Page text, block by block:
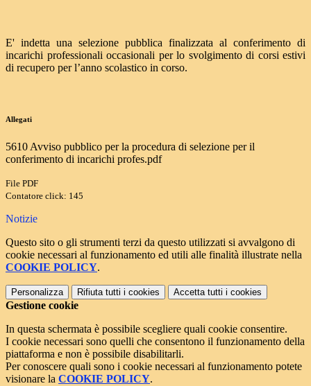
E' indetta una selezione pubblica finalizzata al conferimento di
incarichi professionali occasionali per lo svolgimento di corsi estivi
di recupero per l’anno scolastico in corso.
Allegati
5610 Avviso pubblico per la procedura di selezione per il
conferimento di incarichi profes.pdf
File PDF
Contatore click: 145
Notizie
Questo sito o gli strumenti terzi da questo utilizzati si avvalgono di
cookie necessari al funzionamento ed utili alle finalità illustrate nella
COOKIE POLICY.
Personalizza Rifiuta tutti i cookies Accetta tutti i cookies
Gestione cookie
In questa schermata è possibile scegliere quali cookie consentire.
I cookie necessari sono quelli che consentono il funzionamento della
piattaforma e non è possibile disabilitarli.
Per conoscere quali sono i cookie necessari al funzionamento potete
visionare la COOKIE POLICY.